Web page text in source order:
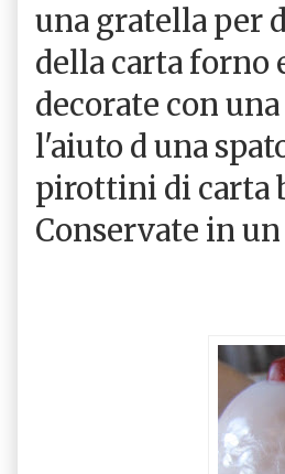
una gratella per
della carta forno
decorate con
l'aiuto d una
pirottini di carta
Conservate in